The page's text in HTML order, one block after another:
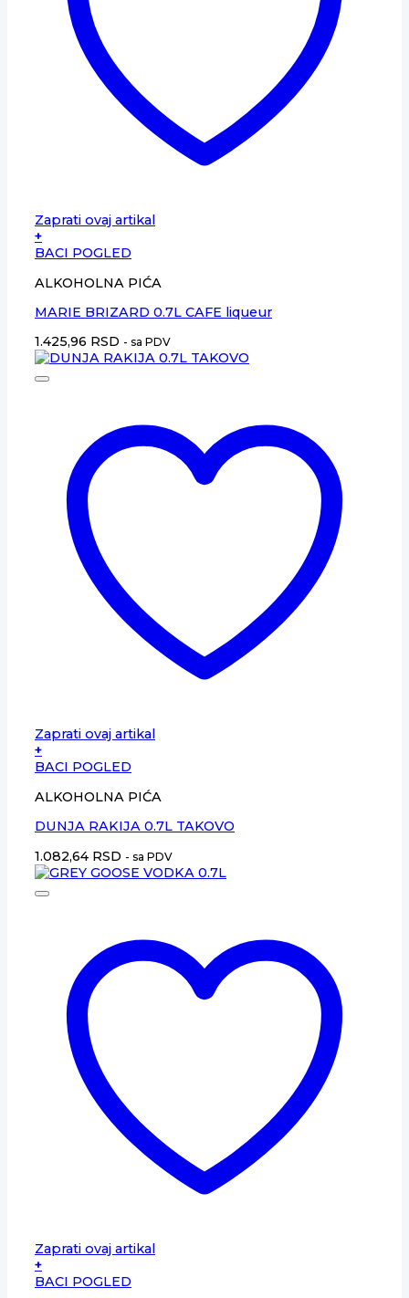
Zaprati ovaj artikal
+
BACI POGLED
ALKOHOLNA PIĆA
MARIE BRIZARD 0.7L CAFE liqueur
1.425,96 RSD - sa PDV
Zaprati ovaj artikal
+
BACI POGLED
ALKOHOLNA PIĆA
DUNJA RAKIJA 0.7L TAKOVO
1.082,64 RSD - sa PDV
Zaprati ovaj artikal
+
BACI POGLED